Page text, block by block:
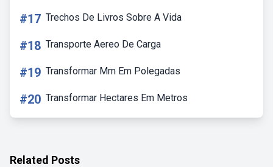
#17 Trechos De Livros Sobre A Vida
#18 Transporte Aereo De Carga
#19 Transformar Mm Em Polegadas
#20 Transformar Hectares Em Metros
Related Posts